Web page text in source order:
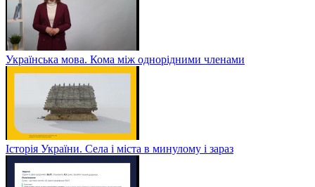
Українська мова. Кома між однорідними членами
Історія України. Села і міста в минулому і зараз